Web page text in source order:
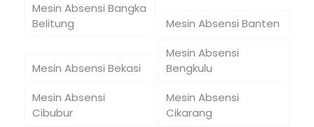
Mesin Absensi Bangka
Belitung
Mesin Absensi Banten
Mesin Absensi Bekasi
Mesin Absensi
Bengkulu
Mesin Absensi
Cibubur
Mesin Absensi
Cikarang